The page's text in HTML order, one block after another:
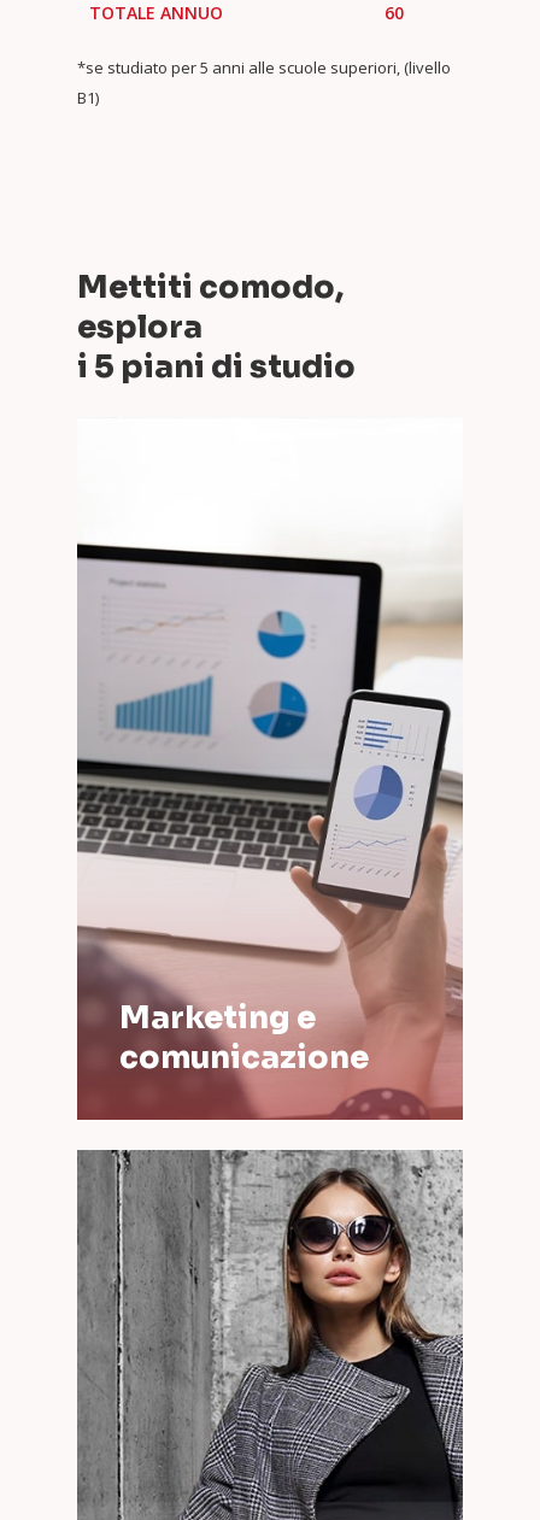
TOTALE ANNUO 60
*se studiato per 5 anni alle scuole superiori, (livello
B1)
Mettiti comodo,
esplora
i 5 piani di studio
Marketing e
comunicazione